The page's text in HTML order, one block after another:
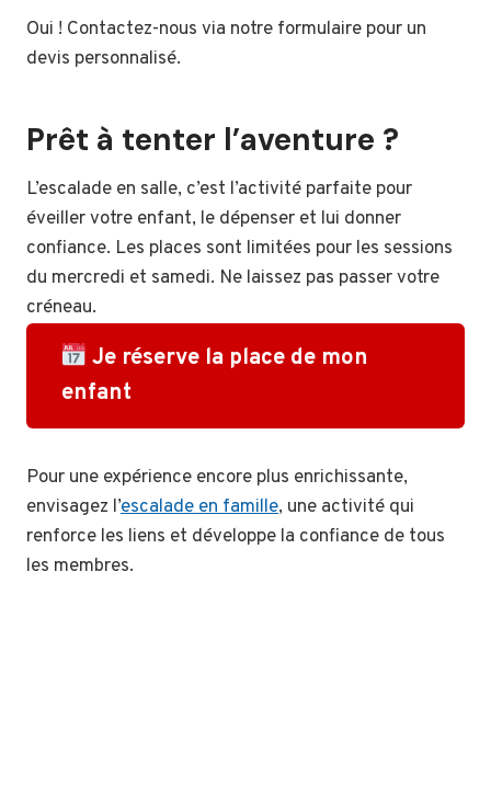
Oui ! Contactez-nous via notre formulaire pour un
devis personnalisé.
Prêt à tenter l’aventure ?
L’escalade en salle, c’est l’activité parfaite pour
éveiller votre enfant, le dépenser et lui donner
confiance. Les places sont limitées pour les sessions
du mercredi et samedi. Ne laissez pas passer votre
créneau.
Je réserve la place de mon
enfant
Pour une expérience encore plus enrichissante,
envisagez l’escalade en famille, une activité qui
renforce les liens et développe la confiance de tous
les membres.